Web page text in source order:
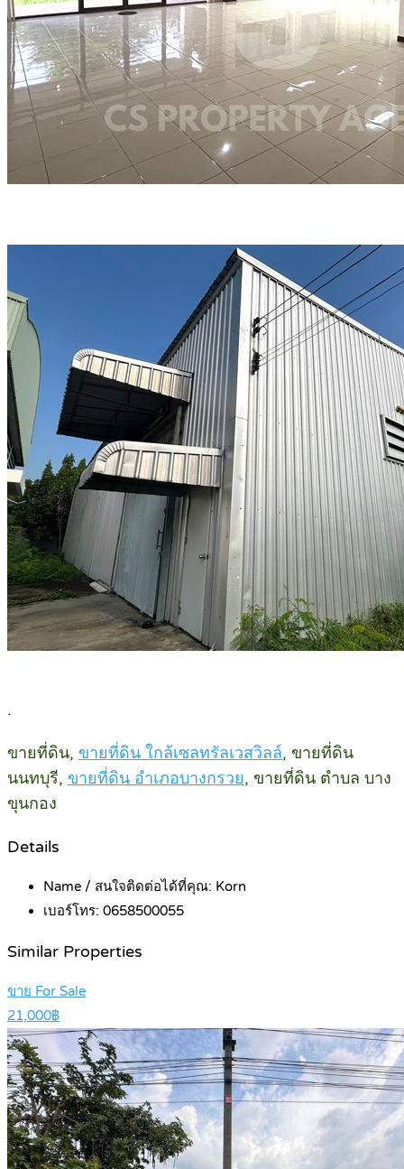
.
ขายที่ดิน, ขายที่ดิน ใกล้เซลทรัลเวสวิลล์, ขายที่ดิน
นนทบุรี, ขายที่ดิน อำเภอบางกรวย, ขายที่ดิน ตำบล บาง
ขุนกอง
Details
Name / สนใจติดต่อได้ที่คุณ: Korn
เบอร์โทร: 0658500055
Similar Properties
ขาย For Sale
21,000฿